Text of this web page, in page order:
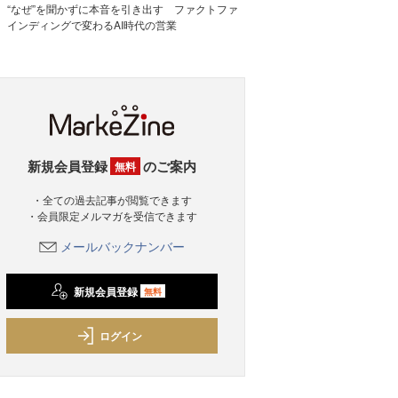
“なぜ”を聞かずに本音を引き出す ファクトファ
インディングで変わるAI時代の営業
新規会員登録 無料 のご案内
・全ての過去記事が閲覧できます
・会員限定メルマガを受信できます
メールバックナンバー
新規会員登録 無料
ログイン